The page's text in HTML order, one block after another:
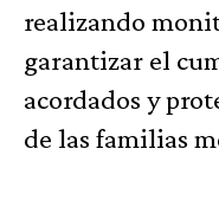
realizando
garantizar el
acordados y
de las familias